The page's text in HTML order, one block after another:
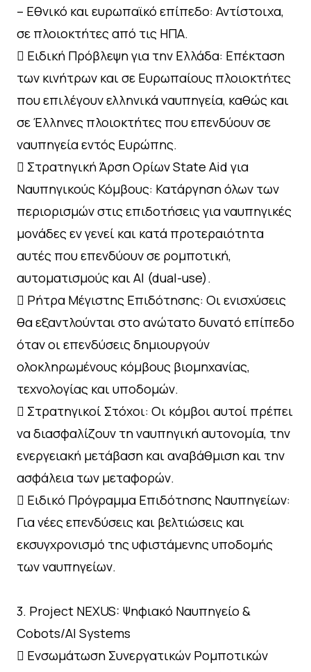
– Εθνικό και ευρωπαϊκό επίπεδο: Αντίστοιχα,
σε πλοιοκτήτες από τις ΗΠΑ.
 Ειδική Πρόβλεψη για την Ελλάδα: Επέκταση
των κινήτρων και σε Ευρωπαίους πλοιοκτήτες
που επιλέγουν ελληνικά ναυπηγεία, καθώς και
σε Έλληνες πλοιοκτήτες που επενδύουν σε
ναυπηγεία εντός Ευρώπης.
 Στρατηγική Άρση Ορίων State Aid για
Ναυπηγικούς Κόμβους: Κατάργηση όλων των
περιορισμών στις επιδοτήσεις για ναυπηγικές
μονάδες εν γενεί και κατά προτεραιότητα
αυτές που επενδύουν σε ρομποτική,
αυτοματισμούς και AI (dual-use).
 Ρήτρα Μέγιστης Επιδότησης: Οι ενισχύσεις
θα εξαντλούνται στο ανώτατο δυνατό επίπεδο
όταν οι επενδύσεις δημιουργούν
ολοκληρωμένους κόμβους βιομηχανίας,
τεχνολογίας και υποδομών.
 Στρατηγικοί Στόχοι: Οι κόμβοι αυτοί πρέπει
να διασφαλίζουν τη ναυπηγική αυτονομία, την
ενεργειακή μετάβαση και αναβάθμιση και την
ασφάλεια των μεταφορών.
 Ειδικό Πρόγραμμα Επιδότησης Ναυπηγείων:
Για νέες επενδύσεις και βελτιώσεις και
εκσυγχρονισμό της υφιστάμενης υποδομής
των ναυπηγείων.
3. Project NEXUS: Ψηφιακό Ναυπηγείο &
Cobots/AI Systems
 Ενσωμάτωση Συνεργατικών Ρομποτικών